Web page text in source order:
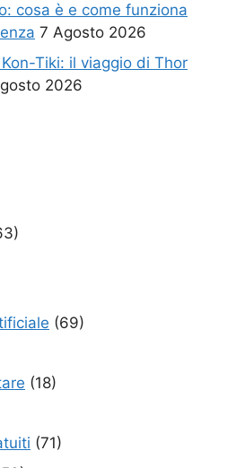
cosa è e come funziona
7 Agosto 2026
Tiki: il viaggio di Thor
2026
(69)
(18)
(71)